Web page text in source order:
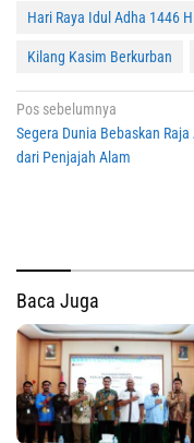
Hari Raya Idul Adha 1446 H
Kilang Kasim Berkurban
Navigasi
pos
Pos sebelumnya
Segera Dunia Bebaskan
dari Penjajah Alam
Baca Juga